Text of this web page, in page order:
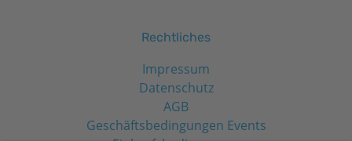
Rechtliches
Impressum
Datenschutz
AGB
Geschäftsbedingungen Events